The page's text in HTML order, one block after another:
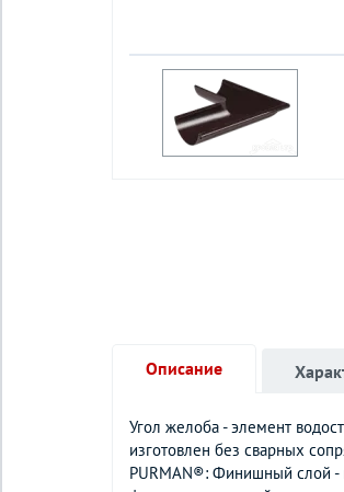
Описание
Угол желоба - элемент
изготовлен без сварных
PURMAN®: Финишный слой -